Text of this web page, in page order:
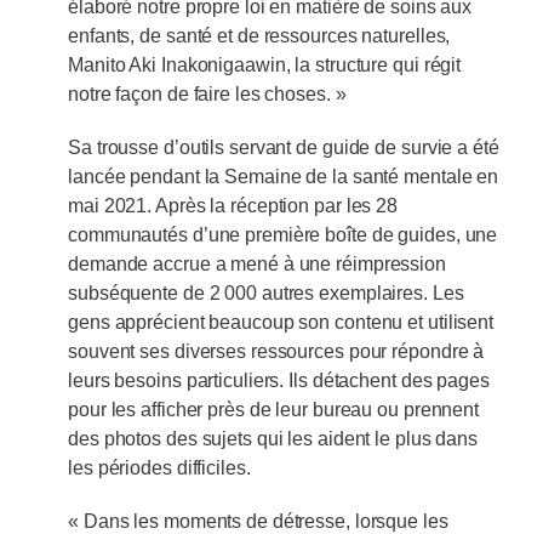
élaboré notre propre loi en matière de soins aux
enfants, de santé et de ressources naturelles,
Manito Aki Inakonigaawin, la structure qui régit
notre façon de faire les choses. »
Sa trousse d’outils servant de guide de survie a été
lancée pendant la Semaine de la santé mentale en
mai 2021. Après la réception par les 28
communautés d’une première boîte de guides, une
demande accrue a mené à une réimpression
subséquente de 2 000 autres exemplaires. Les
gens apprécient beaucoup son contenu et utilisent
souvent ses diverses ressources pour répondre à
leurs besoins particuliers. Ils détachent des pages
pour les afficher près de leur bureau ou prennent
des photos des sujets qui les aident le plus dans
les périodes difficiles.
« Dans les moments de détresse, lorsque les